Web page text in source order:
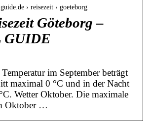
› reisezeit › goeteborg
Göteborg –
GUIDE
im September beträgt
maximal 0 °C und in der Nacht
Wetter Oktober. Die maximale
Oktober …